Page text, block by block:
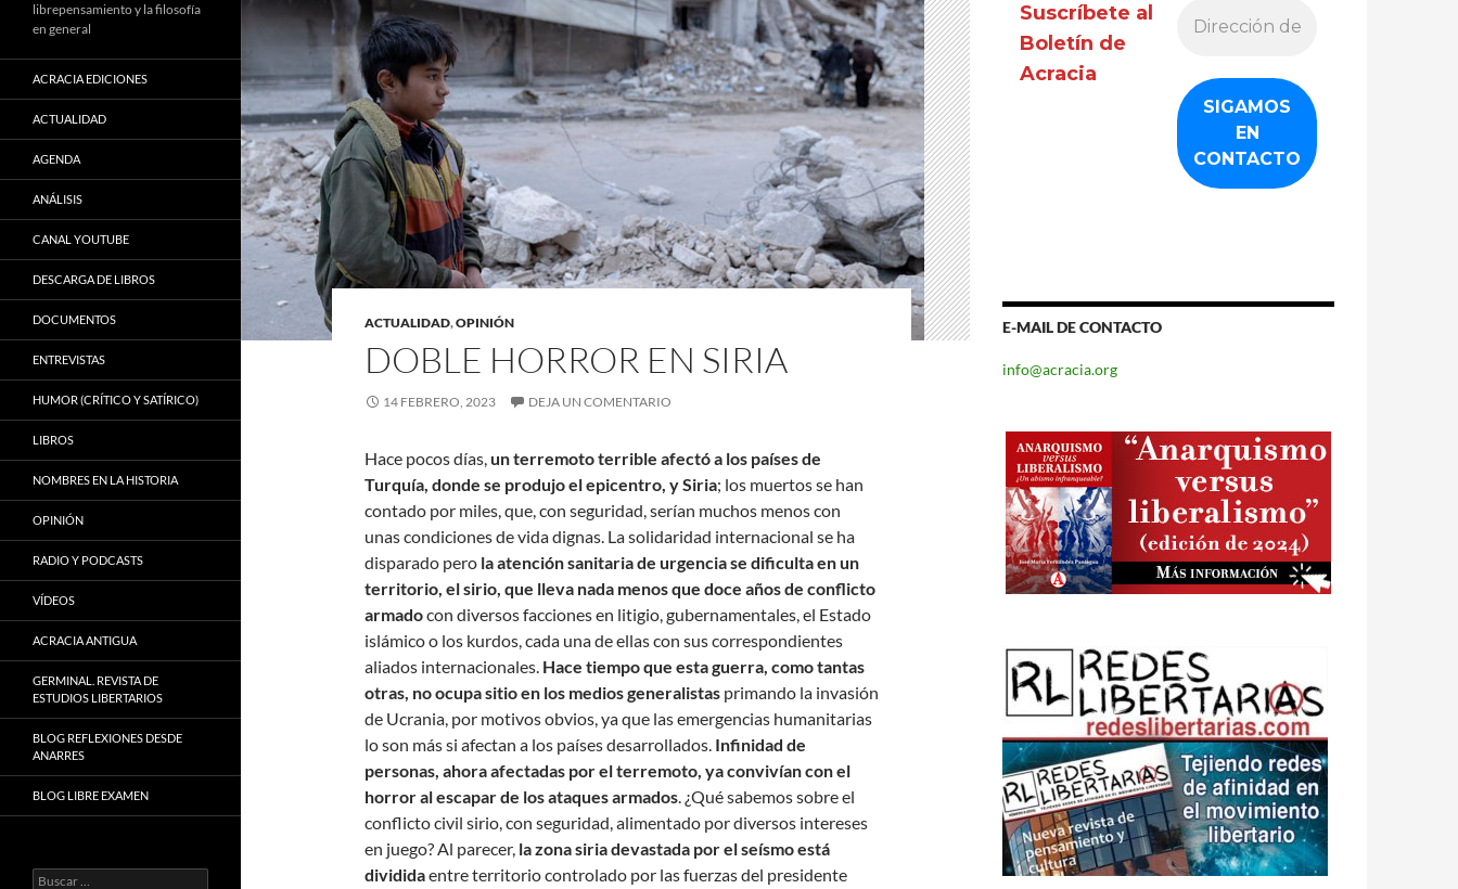
ACTUALIDAD,OPINIÓN
DOBLE HORROR EN SIRIA
14 FEBRERO, 2023 DEJA UN COMENTARIO
Hace pocos días,un terremoto terrible afectó a los países de
Turquía, donde se produjo el epicentro, y Siria; los muertos se han
contado por miles, que, con seguridad, serían muchos menos con
unas condiciones de vida dignas. La solidaridad internacional se ha
disparado pero la atención sanitaria de urgencia se dificulta en un
territorio, el sirio, que lleva nada menos que doce años de conflicto
armadocon diversos facciones en litigio, gubernamentales, el Estado
islámico o los kurdos, cada una de ellas con sus correspondientes
aliados internacionales. Hace tiempo que esta guerra, como tantas
otras, no ocupa sitio en los medios generalistas primando la invasión
de Ucrania, por motivos obvios, ya que las emergencias humanitarias
lo son más si afectan a los países desarrollados. Infinidad de
personas, ahora afectadas por el terremoto, ya convivían con el
horror al escapar de los ataques armados. ¿Qué sabemos sobre el
conflicto civil sirio, con seguridad, alimentado por diversos intereses
en juego? Al parecer, la zona siria devastada por el seísmo está
divididaentre territorio controlado por las fuerzas del presidente
Suscríbete al
Boletín de
Acracia
E-MAIL DE CONTACTO
info@acracia.org
librepensamiento y la filosofía
en general
ACRACIA EDICIONES
ACTUALIDAD
AGENDA
ANÁLISIS
CANAL YOUTUBE
DESCARGA DE LIBROS
DOCUMENTOS
ENTREVISTAS
HUMOR (CRÍTICO Y SATÍRICO)
LIBROS
NOMBRES EN LA HISTORIA
OPINIÓN
RADIO Y PODCASTS
VÍDEOS
ACRACIA ANTIGUA
GERMINAL. REVISTA DE
ESTUDIOS LIBERTARIOS
BLOG REFLEXIONES DESDE
ANARRES
BLOG LIBRE EXAMEN
Buscar: